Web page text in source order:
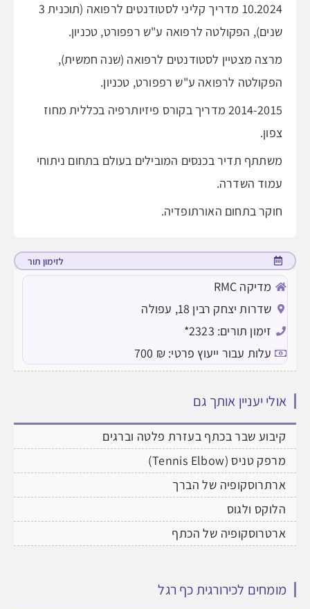
10.2024 מדריך קליני לסטודנטים לרפואה (תוכנית 3
שנים), הפקולטה לרפואה ע"ש רפפורט, טכניון.
מרצה מצטיין לסטודנטים לרפואה (שנה חמשית),
הפקולטה לרפואה ע"ש רפפורט, טכניון.
2014-2015 מדריך בקורס פיזיותרפיה בכללית מחוז
צפון.
משתתף תדיר בכנסים המובילים בעולם בתחום ניתוחי
עמוד השדרה.
חוקר בתחום האורתופדיה.
לזימון תור
מדיקה RMC
שדרות יצחק רבין 18, עפולה
זימון תורים: 2323*
עלות עבור ייעוץ פרטי: ₪ 700
אולי יעניין אותך גם
קיבוע שבר בכתף בעזרת פלטה וברגים
מרפק טניס (Tennis Elbow)
ארתרוסקופיה של הברך
הלוקס ולגוס
ארטרוסקופיה של הכתף
מומחים לכירורגית כף רגל